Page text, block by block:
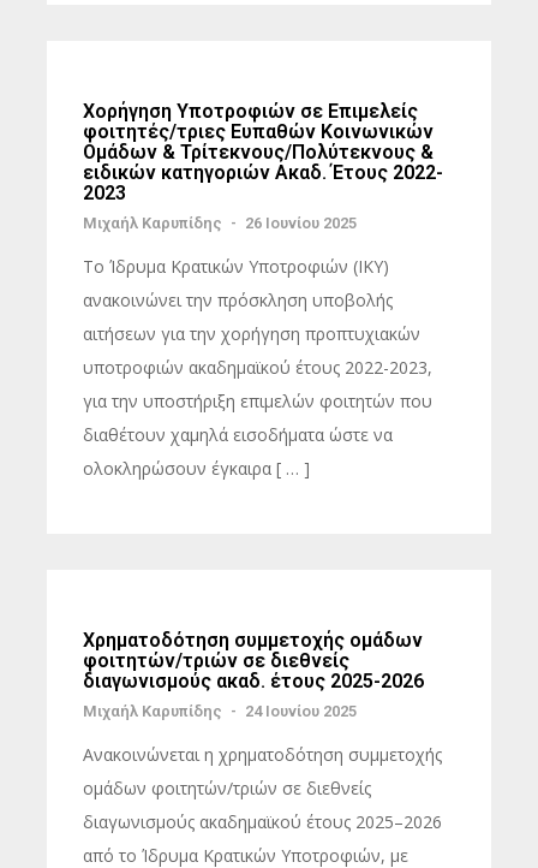
Χορήγηση Υποτροφιών σε Επιμελείς
φοιτητές/τριες Ευπαθών Κοινωνικών
Ομάδων & Τρίτεκνους/Πολύτεκνους &
ειδικών κατηγοριών Ακαδ. Έτους 2022-
2023
Μιχαήλ Καρυπίδης - 26 Ιουνίου 2025
Το Ίδρυμα Κρατικών Υποτροφιών (ΙΚΥ)
ανακοινώνει την πρόσκληση υποβολής
αιτήσεων για την χορήγηση προπτυχιακών
υποτροφιών ακαδημαϊκού έτους 2022-2023,
για την υποστήριξη επιμελών φοιτητών που
διαθέτουν χαμηλά εισοδήματα ώστε να
ολοκληρώσουν έγκαιρα [ … ]
Χρηματοδότηση συμμετοχής ομάδων
φοιτητών/τριών σε διεθνείς
διαγωνισμούς ακαδ. έτους 2025-2026
Μιχαήλ Καρυπίδης - 24 Ιουνίου 2025
Ανακοινώνεται η χρηματοδότηση συμμετοχής
ομάδων φοιτητών/τριών σε διεθνείς
διαγωνισμούς ακαδημαϊκού έτους 2025–2026
από το Ίδρυμα Κρατικών Υποτροφιών, με